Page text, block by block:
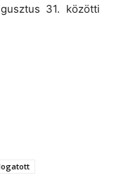
31. közötti